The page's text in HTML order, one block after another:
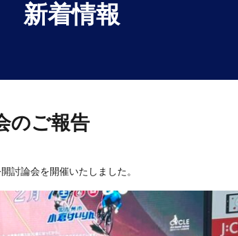
新着情報
のご報告
討論会を開催いたしました。